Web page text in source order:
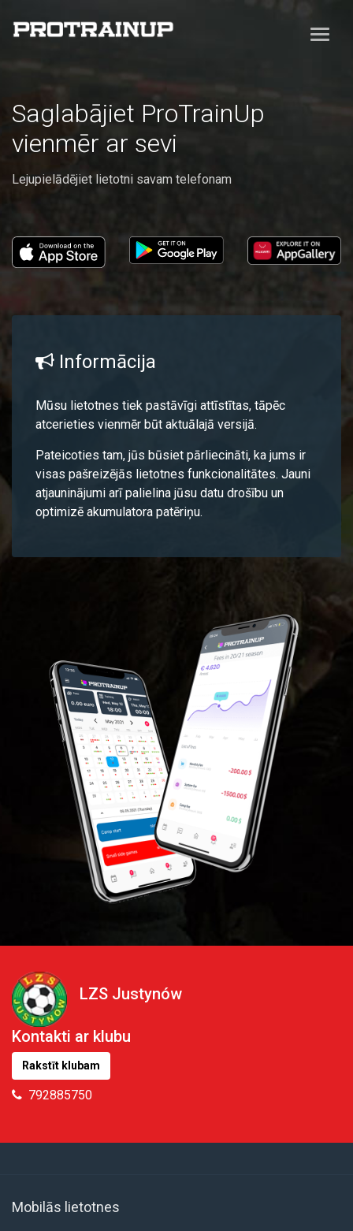
Saglabājiet ProTrainUp
vienmēr ar sevi
Lejupielādējiet lietotni savam telefonam
Informācija
Mūsu lietotnes tiek pastāvīgi attīstītas, tāpēc
atcerieties vienmēr būt aktuālajā versijā.
Pateicoties tam, jūs būsiet pārliecināti, ka jums ir
visas pašreizējās lietotnes funkcionalitātes. Jauni
atjauninājumi arī palielina jūsu datu drošību un
optimizē akumulatora patēriņu.
LZS Justynów
Kontakti ar klubu
Rakstīt klubam
792885750
Mobilās lietotnes